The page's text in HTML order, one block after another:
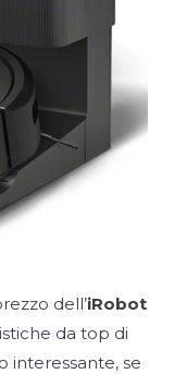
dell’iRobot
da top di
interessante, se